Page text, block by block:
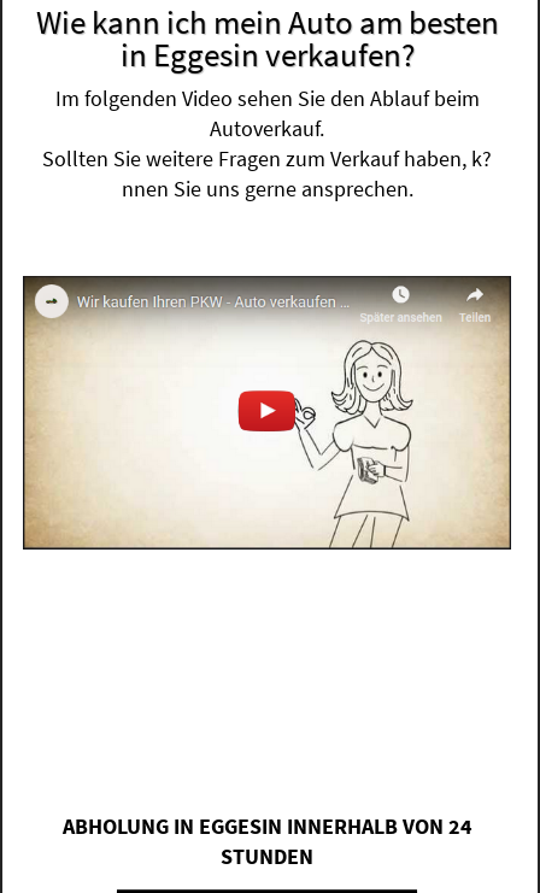
Wie kann ich mein Auto am besten
in Eggesin verkaufen?
Im folgenden Video sehen Sie den Ablauf beim
Autoverkauf.
Sollten Sie weitere Fragen zum Verkauf haben, k?
nnen Sie uns gerne ansprechen.
ABHOLUNG IN EGGESIN INNERHALB VON 24
STUNDEN